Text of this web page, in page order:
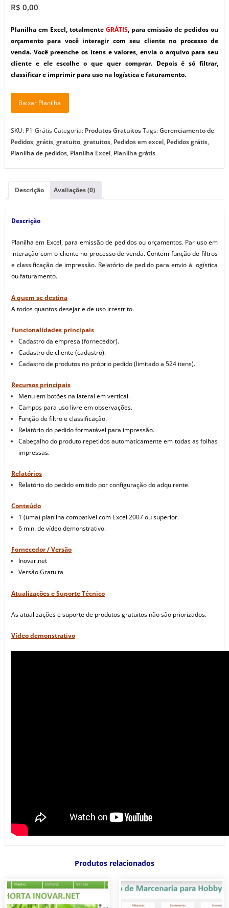
R$ 0,00
Planilha em Excel, totalmente GRÁTIS, para emissão de pedidos ou
orçamento para você interagir com seu cliente no processo de
venda. Você preenche os itens e valores, envia o arquivo para seu
cliente e ele escolhe o que quer comprar. Depois é só filtrar,
classificar e imprimir para uso na logística e faturamento.
Baixar Planilha
SKU: P1-GrátisCategoria: Produtos GratuitosTags:Gerenciamento de
Pedidos, grátis, gratuito, gratuitos, Pedidos em excel, Pedidos grátis,
Planilha de pedidos, Planilha Excel, Planilha grátis
Descrição Avaliações (0)
Descrição
Planilha em Excel, para emissão de pedidos ou orçamentos. Par uso em
interação com o cliente no processo de venda. Contem função de filtros
e classificação de impressão. Relatório de pedido para envio à logística
ou faturamento.
A quem se destina
A todos quantos desejar e de uso irrestrito.
Funcionalidades principais
Cadastro da empresa (fornecedor).
Cadastro de cliente (cadastro).
Cadastro de produtos no próprio pedido (limitado a 524 itens).
Recursos principais
Menu em botões na lateral em vertical.
Campos para uso livre em observações.
Função de filtro e classificação.
Relatório do pedido formatável para impressão.
Cabeçalho do produto repetidos automaticamente em todas as folhas
impressas.
Relatórios
Relatório do pedido emitido por configuração do adquirente.
Conteúdo
1 (uma) planilha compatível com Excel 2007 ou superior.
6 min. de vídeo demonstrativo.
Fornecedor / Versão
Inovar.net
Versão Gratuita
Atualizações e Suporte Técnico
As atualizações e suporte de produtos gratuitos não são priorizados.
Vídeo demonstrativo
Produtos relacionados